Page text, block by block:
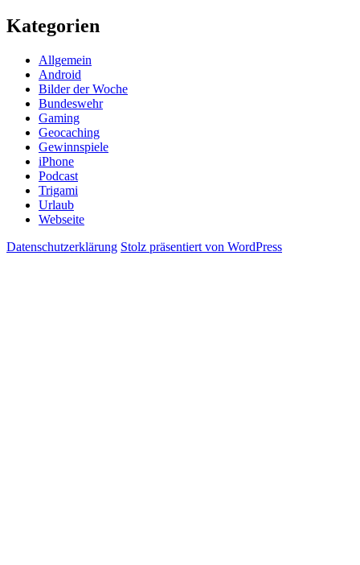
Kategorien
Allgemein
Android
Bilder der Woche
Bundeswehr
Gaming
Geocaching
Gewinnspiele
iPhone
Podcast
Trigami
Urlaub
Webseite
Datenschutzerklärung Stolz präsentiert von WordPress